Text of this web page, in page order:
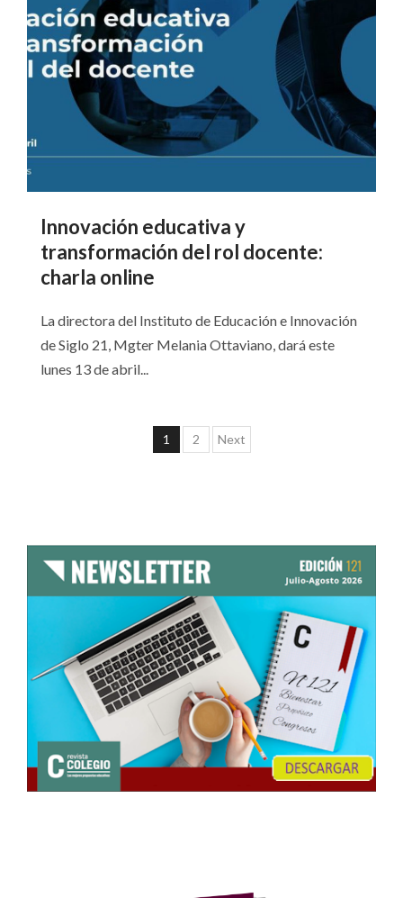
Innovación educativa y
transformación del rol docente:
charla online
La directora del Instituto de Educación e Innovación
de Siglo 21, Mgter Melania Ottaviano, dará este
lunes 13 de abril...
Paginación
1 2 Next